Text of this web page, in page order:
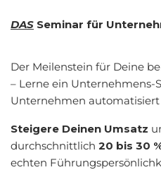
DAS Seminar für
Der Meilenstein für Deine
– Lerne ein Unternehmens-
Unternehmen
Steigere Deinen Umsatz
durchschnittlich 20 bis 30
echten